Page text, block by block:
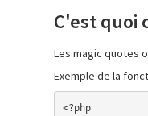
C'est quoi
Les magic quotes
Exemple de la
<?php